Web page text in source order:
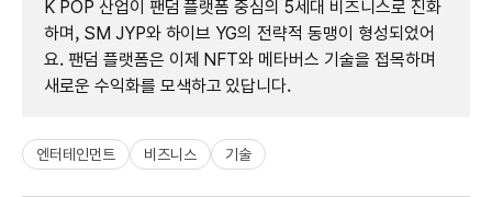
K POP 산업이 팬덤 플랫폼 중심의 5세대 비즈니스로 진화
하며, SM JYP와 하이브 YG의 전략적 동맹이 형성되었어
요. 팬덤 플랫폼은 이제 NFT와 메타버스 기술을 접목하며
새로운 수익화를 모색하고 있답니다.
엔터테인먼트 비즈니스 기술